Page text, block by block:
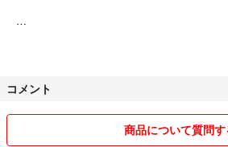
コメント
商品について質問す